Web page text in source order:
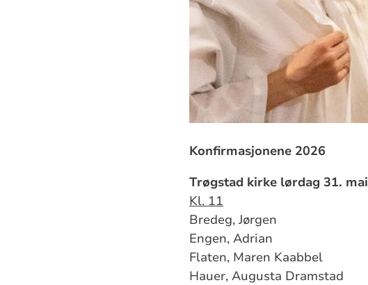
Konfirmasjonene 2026
Trøgstad kirke lørdag 31. mai
Kl. 11
Bredeg, Jørgen
Engen, Adrian
Flaten, Maren Kaabbel
Hauer, Augusta Dramstad